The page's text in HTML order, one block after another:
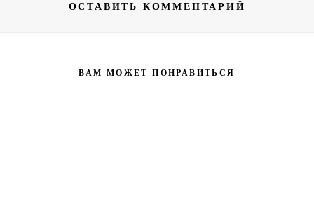
ОСТАВИТЬ КОММЕНТАРИЙ
ВАМ МОЖЕТ ПОНРАВИТЬСЯ